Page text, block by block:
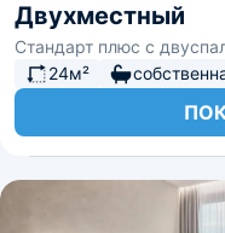
Двухместный
Стандарт плюс с
24м²